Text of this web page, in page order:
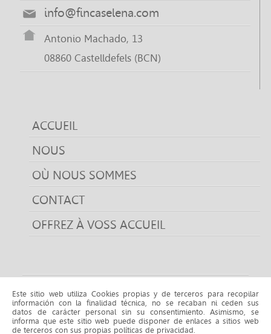
info@fincaselena.com
Antonio Machado, 13
08860 Castelldefels (BCN)
ACCUEIL
NOUS
OÙ NOUS SOMMES
CONTACT
OFFREZ À VOSS ACCUEIL
Acheter propriétés
Acheter propriétés CASTELLDEFELS
Acheter propriétés
CUBELLES
Acheter propriétés LA POBLA DE CLARAMUNT
Este sitio web utiliza Cookies propias y de terceros para recopilar
información con la finalidad técnica, no se recaban ni ceden sus
datos de carácter personal sin su consentimiento. Asimismo, se
informa que este sitio web puede disponer de enlaces a sitios web
de terceros con sus propias políticas de privacidad.